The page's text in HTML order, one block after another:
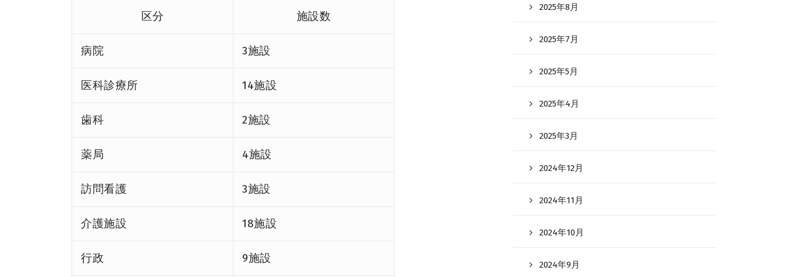
区分 施設数
病院 3施設
医科診療所 14施設
歯科 2施設
薬局 4施設
訪問看護 3施設
介護施設 18施設
行政 9施設
2025年8月
2025年7月
2025年5月
2025年4月
2025年3月
2024年12月
2024年11月
2024年10月
2024年9月